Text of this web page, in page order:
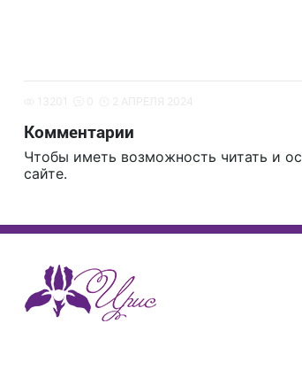
Комментарии
Чтобы иметь возможность читать и
сайте.